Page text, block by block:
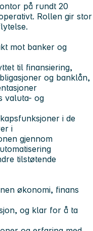
på rundt 20
Rollen gir stor
mot banker og
til finansiering,
og banklån,
valuta- og
i de
i
gjennom
tilstøtende
økonomi, finans
og klar for å ta